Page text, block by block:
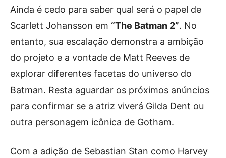
Ainda é cedo para saber qual será o papel de
Scarlett Johansson em “The Batman 2”. No
entanto, sua escalação demonstra a ambição
do projeto e a vontade de Matt Reeves de
explorar diferentes facetas do universo do
Batman. Resta aguardar os próximos anúncios
para confirmar se a atriz viverá Gilda Dent ou
outra personagem icônica de Gotham.
Com a adição de Sebastian Stan como Harvey